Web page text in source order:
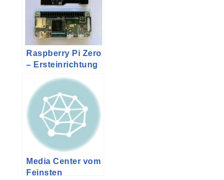
Raspberry Pi Zero
– Ersteinrichtung
unter Apple
MacOS for
Dummies
Media Center vom
Feinsten